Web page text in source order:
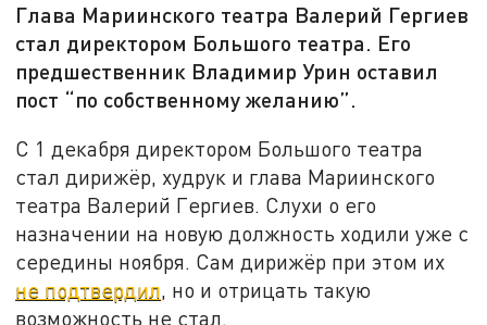
Глава Мариинского театра Валерий Гергиев
стал директором Большого театра. Его
предшественник Владимир Урин оставил
пост “по собственному желанию”.
С 1 декабря директором Большого театра
стал дирижёр, худрук и глава Мариинского
театра Валерий Гергиев. Слухи о его
назначении на новую должность ходили уже с
середины ноября. Сам дирижёр при этом их
не подтвердил, но и отрицать такую
возможность не стал.